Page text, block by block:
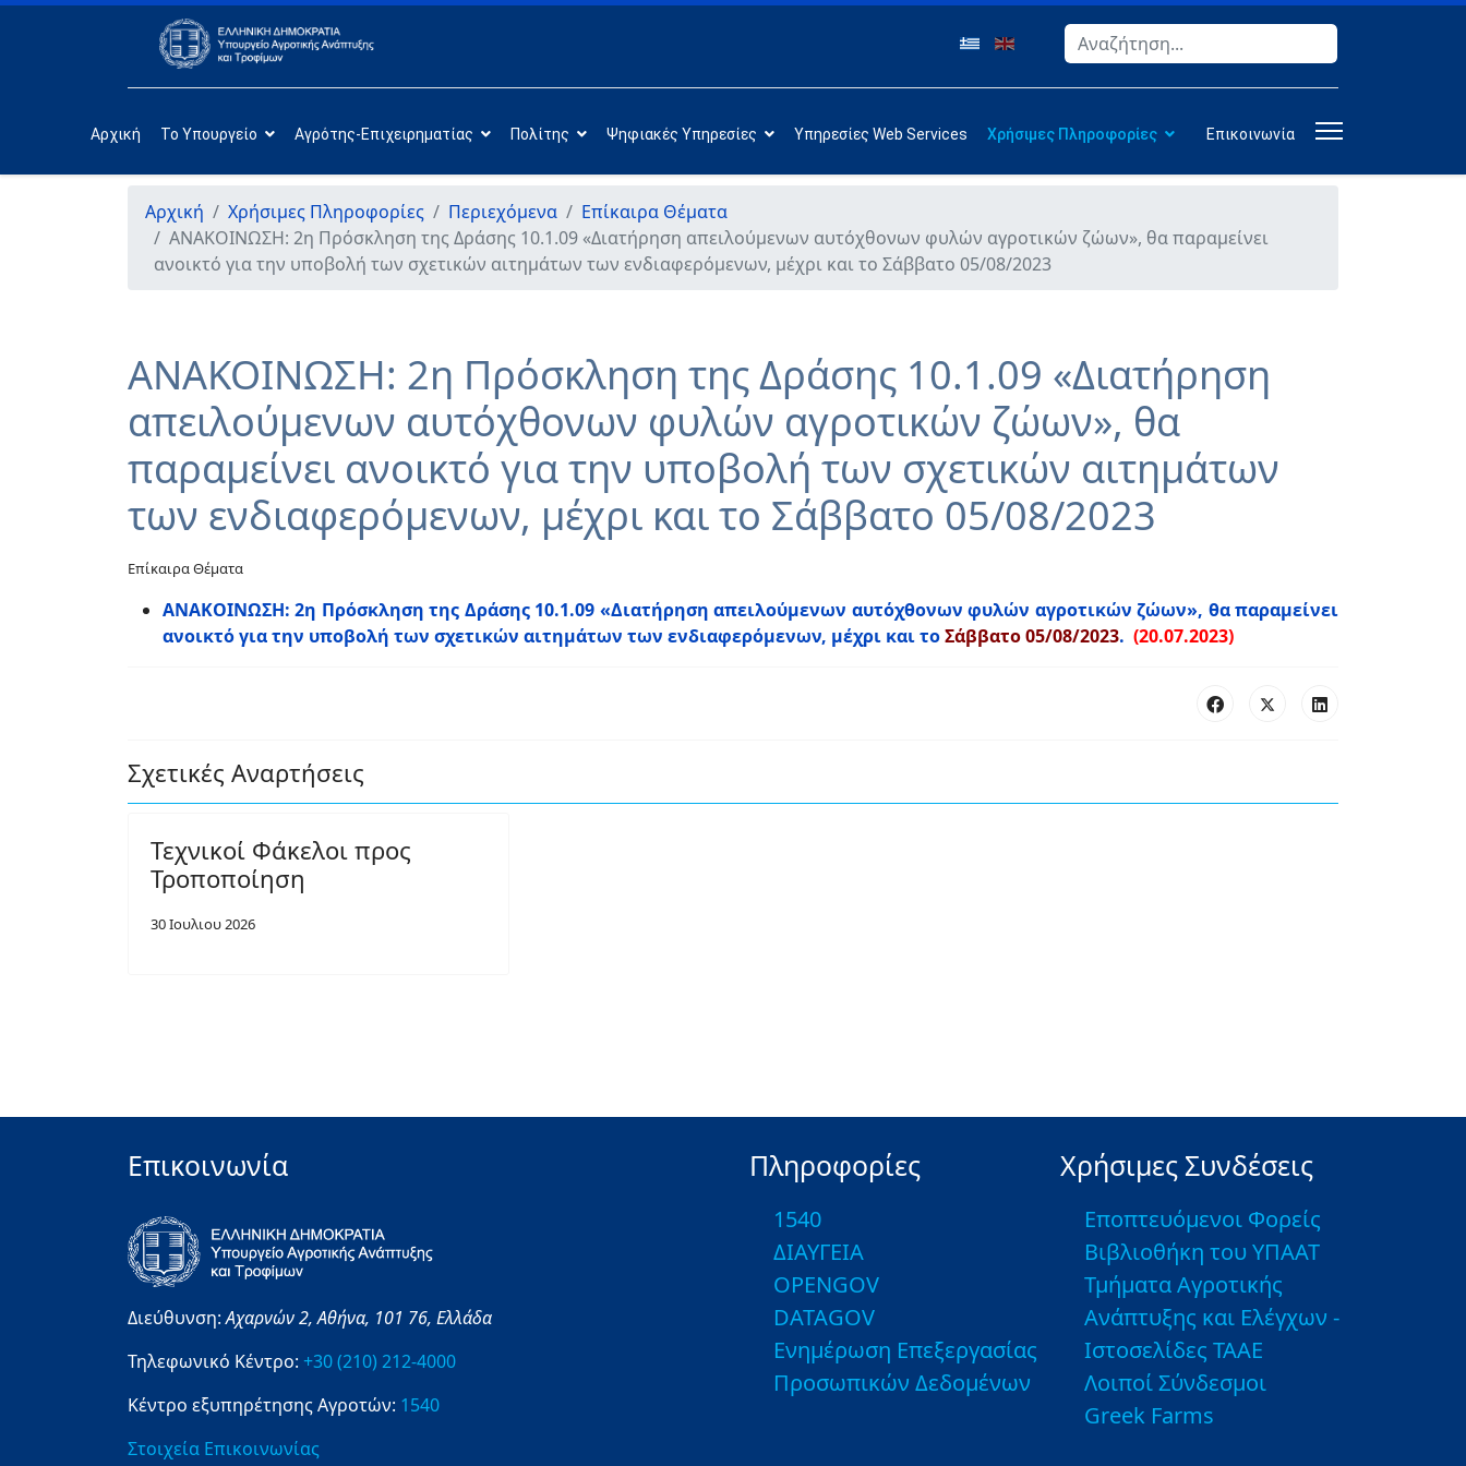
Αναζήτηση
Αρχική Το Υπουργείο Αγρότης-Επιχειρηματίας Πολίτης Ψηφιακές Υπηρεσίες Υπηρεσίες Web Services Χρήσιμες Πληροφορίες Επικοινωνία
Αρχική Χρήσιμες Πληροφορίες Περιεχόμενα
Επίκαιρα Θέματα
ΑΝΑΚΟΙΝΩΣΗ: 2η Πρόσκληση της Δράσης 10.1.09 «Διατήρηση απειλούμενων αυτόχθονων φυλών αγροτικών ζώων», θα παραμείνει
ανοικτό για την υποβολή των σχετικών αιτημάτων των ενδιαφερόμενων, μέχρι και το Σάββατο 05/08/2023
ΑΝΑΚΟΙΝΩΣΗ: 2η Πρόσκληση της Δράσης 10.1.09 «Διατήρηση
απειλούμενων αυτόχθονων φυλών αγροτικών ζώων», θα
παραμείνει ανοικτό για την υποβολή των σχετικών αιτημάτων
των ενδιαφερόμενων, μέχρι και το Σάββατο 05/08/2023
Επίκαιρα Θέματα
ΑΝΑΚΟΙΝΩΣΗ: 2η Πρόσκληση της Δράσης 10.1.09 «Διατήρηση απειλούμενων αυτόχθονων φυλών αγροτικών ζώων», θα παραμείνει
ανοικτό για την υποβολή των σχετικών αιτημάτων των ενδιαφερόμενων, μέχρι και τοΣάββατο 05/08/2023. (20.07.2023)
Σχετικές Αναρτήσεις
Τεχνικοί Φάκελοι προς
Τροποποίηση
30 Ιουλιου 2026
Επικοινωνία
Διεύθυνση:Αχαρνών 2,Αθήνα, 101 76, Ελλάδα
Τηλεφωνικό Κέντρο: +30 (210) 212-4000
Κέντρο εξυπηρέτησης Αγροτών: 1540
Στοιχεία Επικοινωνίας
Πληροφορίες
1540
ΔΙΑΥΓΕΙΑ
OPENGOV
DATAGOV
Ενημέρωση Επεξεργασίας
Προσωπικών Δεδομένων
Χρήσιμες Συνδέσεις
Εποπτευόμενοι Φορείς
Βιβλιοθήκη του ΥΠΑΑΤ
Τμήματα Αγροτικής
Ανάπτυξης και Ελέγχων -
Ιστοσελίδες ΤΑΑΕ
Λοιποί Σύνδεσμοι
Greek Farms